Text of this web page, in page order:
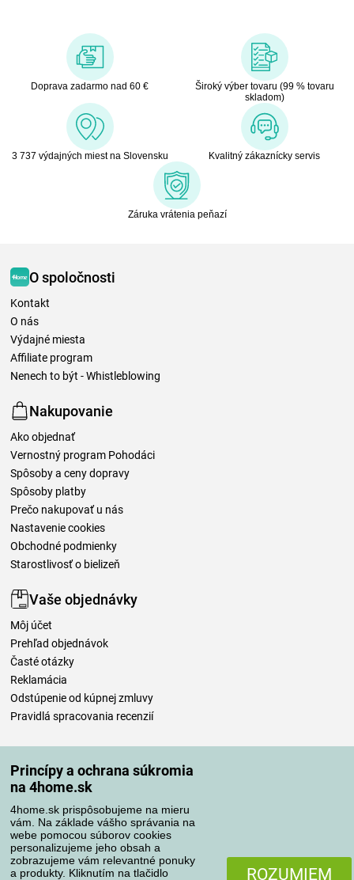
Princípy a ochrana súkromia
na 4home.sk
4home.sk prispôsobujeme na mieru
vám. Na základe vášho správania na
webe pomocou súborov cookies
personalizujeme jeho obsah a
zobrazujeme vám relevantné ponuky
a produkty. Kliknutím na tlačidlo
ROZUMIEM
Doprava zadarmo nad 60 €
Široký výber tovaru (99 % tovaru
skladom)
3 737 výdajných miest na Slovensku Kvalitný zákaznícky servis
Záruka vrátenia peňazí
O spoločnosti
Kontakt
O nás
Výdajné miesta
Affiliate program
Nenech to být - Whistleblowing
Nakupovanie
Ako objednať
Vernostný program Pohodáci
Spôsoby a ceny dopravy
Spôsoby platby
Prečo nakupovať u nás
Nastavenie cookies
Obchodné podmienky
Starostlivosť o bielizeň
Vaše objednávky
Môj účet
Prehľad objednávok
Časté otázky
Reklamácia
Odstúpenie od kúpnej zmluvy
Pravidlá spracovania recenzií
Spôsoby platby
Spoľahlivý obchod